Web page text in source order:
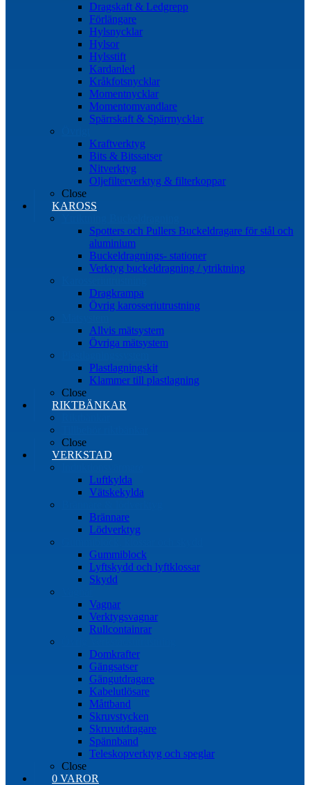
Dragskaft & Ledgrepp
Förlängare
Hylsnycklar
Hylsor
Hylsstift
Kardanled
Kråkfotsnycklar
Momentnycklar
Momentomvandlare
Spärrskaft & Spärrnycklar
Kraftverktyg
Bits & Bitssatser
Nitverktyg
Oljefilterverktyg & filterkoppar
Close
KAROSS
Spotters och Pullers Buckeldragare för stål och
aluminium
Buckeldragnings- stationer
Verktyg buckeldragning / ytriktning
Dragkrampa
Övrig karosseriutrustning
Allvis mätsystem
Övriga mätsystem
Plastlagningskit
Klammer till plastlagning
Close
RIKTBÄNKAR
Close
VERKSTAD
Luftkylda
Vätskekylda
Brännare
Lödverktyg
Gummiblock
Lyftskydd och lyftklossar
Skydd
Vagnar
Verktygsvagnar
Rullcontainrar
Domkrafter
Gängsatser
Gängutdragare
Kabelutlösare
Måttband
Skruvstycken
Skruvutdragare
Spännband
Teleskopverktyg och speglar
Close
0 VAROR